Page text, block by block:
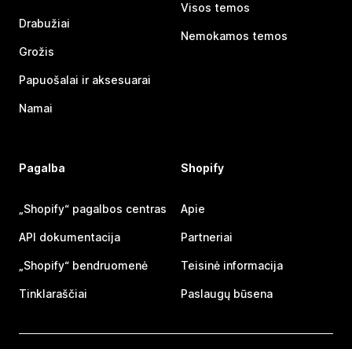
Drabužiai
Grožis
Papuošalai ir aksesuarai
Namai
Visos temos
Nemokamos temos
Pagalba
„Shopify“ pagalbos centras
API dokumentacija
„Shopify“ bendruomenė
Tinklaraščiai
Shopify
Apie
Partneriai
Teisinė informacija
Paslaugų būsena